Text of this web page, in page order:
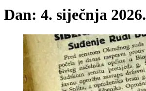
Dan: 4. siječnja 2026.